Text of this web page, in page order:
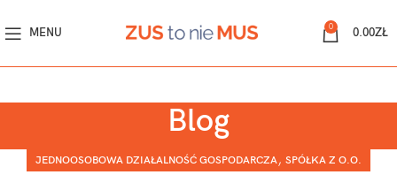
MENU 0 0.00ZŁ
Blog
JEDNOOSOBOWA DZIAŁALNOŚĆ GOSPODARCZA, SPÓŁKA Z O.O.